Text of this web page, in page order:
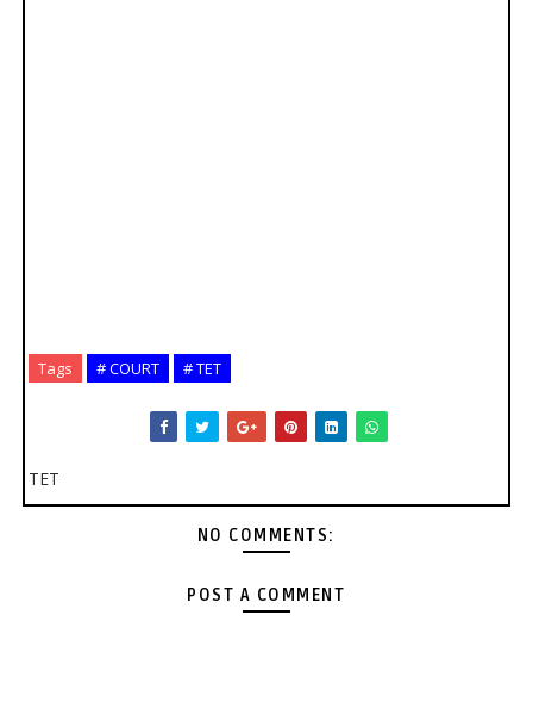
Tags # COURT # TET
TET
NO COMMENTS:
POST A COMMENT